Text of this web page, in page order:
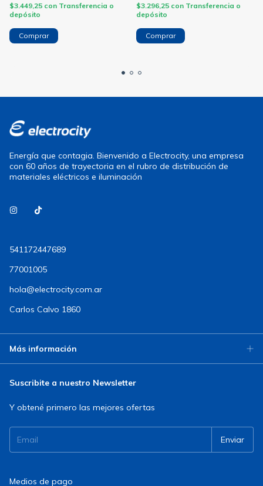
$3.449,25 con Transferencia o
depósito
$3.296,25 con Transferencia o
depósito
Energía que contagia. Bienvenido a Electrocity, una empresa
con 60 años de trayectoria en el rubro de distribución de
materiales eléctricos e iluminación
541172447689
77001005
hola@electrocity.com.ar
Carlos Calvo 1860
Más información
Suscribite a nuestro Newsletter
Y obtené primero las mejores ofertas
Medios de pago